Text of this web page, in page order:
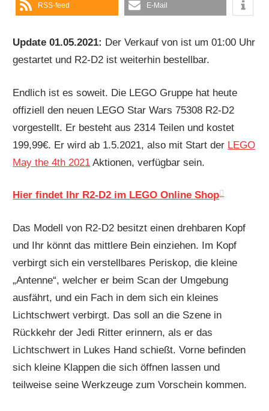
RSS-feed E-Mail
Update 01.05.2021: Der Verkauf von ist um 01:00 Uhr
gestartet und R2-D2 ist weiterhin bestellbar.
Endlich ist es soweit. Die LEGO Gruppe hat heute
offiziell den neuen LEGO Star Wars 75308 R2-D2
vorgestellt. Er besteht aus 2314 Teilen und kostet
199,99€. Er wird ab 1.5.2021, also mit Start der LEGO
May the 4th 2021 Aktionen, verfügbar sein.
Hier findet Ihr R2-D2 im LEGO Online Shop
Das Modell von R2-D2 besitzt einen drehbaren Kopf
und Ihr könnt das mittlere Bein einziehen. Im Kopf
verbirgt sich ein verstellbares Periskop, die kleine
„Antenne“, welcher er beim Scan der Umgebung
ausfährt, und ein Fach in dem sich ein kleines
Lichtschwert verbirgt. Das soll an die Szene in
Rückkehr der Jedi Ritter erinnern, als er das
Lichtschwert in Lukes Hand schießt. Vorne befinden
sich kleine Klappen die sich öffnen lassen und
teilweise seine Werkzeuge zum Vorschein kommen.